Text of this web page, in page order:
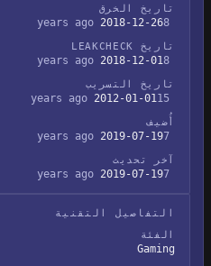
تاريخ الخرق
2018-12-26
تاريخ LEAKCHECK
2018-12-01
تاريخ التسريب
2012-01-01
أُضيف
2019-07-19
آخر تحديث
2019-07-19
التفاصيل التقنية
الفئة
Gaming